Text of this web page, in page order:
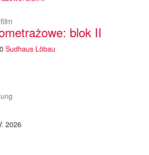
blok II
Sudhaus Löbau
2026